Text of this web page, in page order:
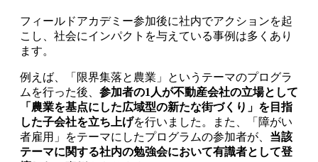
フィールドアカデミー参加後に社内でアクションを起
こし、社会にインパクトを与えている事例は多くあり
ます。
例えば、「限界集落と農業」というテーマのプログラ
ムを行った後、 参加者の1人が不動産会社の立場として
「農業を基点にした広域型の新たな街づくり」を目指
した子会社を立ち上げを行いました。また、「障がい
者雇用」をテーマにしたプログラムの参加者が、 当該
テーマに関する社内の勉強会において有識者として登